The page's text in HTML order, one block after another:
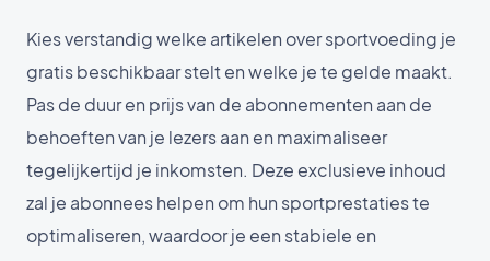
Kies verstandig welke artikelen over sportvoeding je
gratis beschikbaar stelt en welke je te gelde maakt.
Pas de duur en prijs van de abonnementen aan de
behoeften van je lezers aan en maximaliseer
tegelijkertijd je inkomsten. Deze exclusieve inhoud
zal je abonnees helpen om hun sportprestaties te
optimaliseren, waardoor je een stabiele en